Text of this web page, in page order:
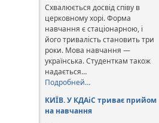
Схвалюється досвід співу в
церковному хорі. Форма
навчання є стаціонарною, і
його тривалість становить три
роки. Мова навчання —
українська. Студенткам також
надається…
Подробней…
КИЇВ. У КДАіС триває прийом
на навчання